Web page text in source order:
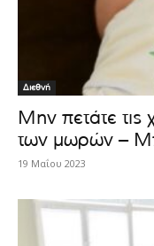
Διεθνή
Μην πετάτε τις
των μωρών –
19 Μαΐου 2023